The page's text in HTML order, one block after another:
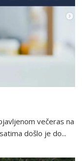
večeras na
došlo je do...